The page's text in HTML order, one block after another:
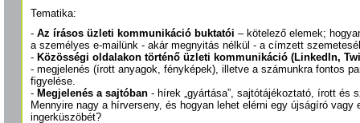
Tematika:
- Az írásos üzleti kommunikáció buktatói – kötelező elemek;
a személyes e-mailünk - akár megnyitás nélkül - a címzett
- Közösségi oldalakon történő üzleti kommunikáció (LinkedIn,
- megjelenés (írott anyagok, fényképek), illetve a számunkra fontos
figyelése.
- Megjelenés a sajtóban - hírek „gyártása”, sajtótájékoztató, írott és
Mennyire nagy a hírverseny, és hogyan lehet elérni egy újságíró vagy
ingerküszöbét?